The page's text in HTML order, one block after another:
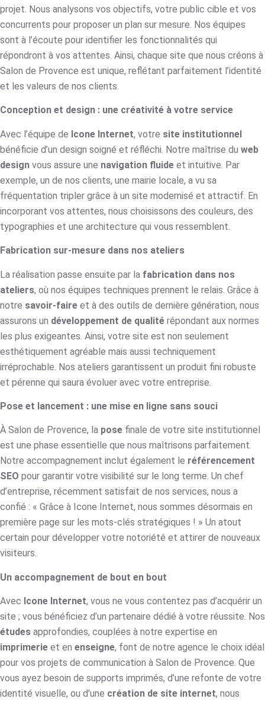
projet. Nous analysons vos objectifs, votre public cible et vos
concurrents pour proposer un plan sur mesure. Nos équipes
sont à l’écoute pour identifier les fonctionnalités qui
répondront à vos attentes. Ainsi, chaque site que nous créons à
Salon de Provence est unique, reflétant parfaitement l’identité
et les valeurs de nos clients.
Conception et design : une créativité à votre service
Avec l’équipe de Icone Internet, votre site institutionnel
bénéficie d’un design soigné et réfléchi. Notre maîtrise du web
design vous assure une navigation fluide et intuitive. Par
exemple, un de nos clients, une mairie locale, a vu sa
fréquentation tripler grâce à un site modernisé et attractif. En
incorporant vos attentes, nous choisissons des couleurs, des
typographies et une architecture qui vous ressemblent.
Fabrication sur-mesure dans nos ateliers
La réalisation passe ensuite par la fabrication dans nos
ateliers, où nos équipes techniques prennent le relais. Grâce à
notre savoir-faire et à des outils de dernière génération, nous
assurons un développement de qualité répondant aux normes
les plus exigeantes. Ainsi, votre site est non seulement
esthétiquement agréable mais aussi techniquement
irréprochable. Nos ateliers garantissent un produit fini robuste
et pérenne qui saura évoluer avec votre entreprise.
Pose et lancement : une mise en ligne sans souci
À Salon de Provence, la pose finale de votre site institutionnel
est une phase essentielle que nous maîtrisons parfaitement.
Notre accompagnement inclut également le référencement
SEO pour garantir votre visibilité sur le long terme. Un chef
d’entreprise, récemment satisfait de nos services, nous a
confié : « Grâce à Icone Internet, nous sommes désormais en
première page sur les mots-clés stratégiques ! » Un atout
certain pour développer votre notoriété et attirer de nouveaux
visiteurs.
Un accompagnement de bout en bout
Avec Icone Internet, vous ne vous contentez pas d’acquérir un
site ; vous bénéficiez d’un partenaire dédié à votre réussite. Nos
études approfondies, couplées à notre expertise en
imprimerie et en enseigne, font de notre agence le choix idéal
pour vos projets de communication à Salon de Provence. Que
vous ayez besoin de supports imprimés, d’une refonte de votre
identité visuelle, ou d’une création de site internet, nous